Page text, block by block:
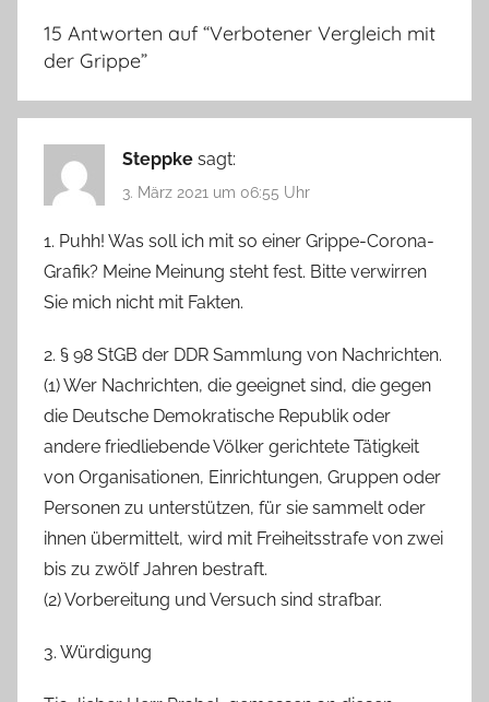
15 Antworten auf “Verbotener Vergleich mit
der Grippe”
Steppke sagt:
3. März 2021 um 06:55 Uhr
1. Puhh! Was soll ich mit so einer Grippe-Corona-
Grafik? Meine Meinung steht fest. Bitte verwirren
Sie mich nicht mit Fakten.
2. § 98 StGB der DDR Sammlung von Nachrichten.
(1) Wer Nachrichten, die geeignet sind, die gegen
die Deutsche Demokratische Republik oder
andere friedliebende Völker gerichtete Tätigkeit
von Organisationen, Einrichtungen, Gruppen oder
Personen zu unterstützen, für sie sammelt oder
ihnen übermittelt, wird mit Freiheitsstrafe von zwei
bis zu zwölf Jahren bestraft.
(2) Vorbereitung und Versuch sind strafbar.
3. Würdigung